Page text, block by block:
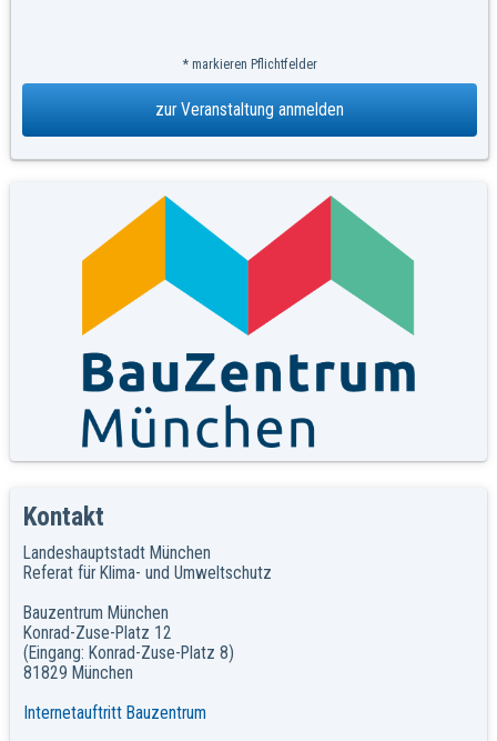
Kontakt
Landeshauptstadt München
Referat für Klima- und Umweltschutz
Bauzentrum München
Konrad-Zuse-Platz 12
(Eingang: Konrad-Zuse-Platz 8)
81829 München
Internetauftritt Bauzentrum